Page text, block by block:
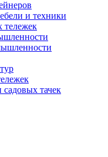
и техники
тележек
тачек